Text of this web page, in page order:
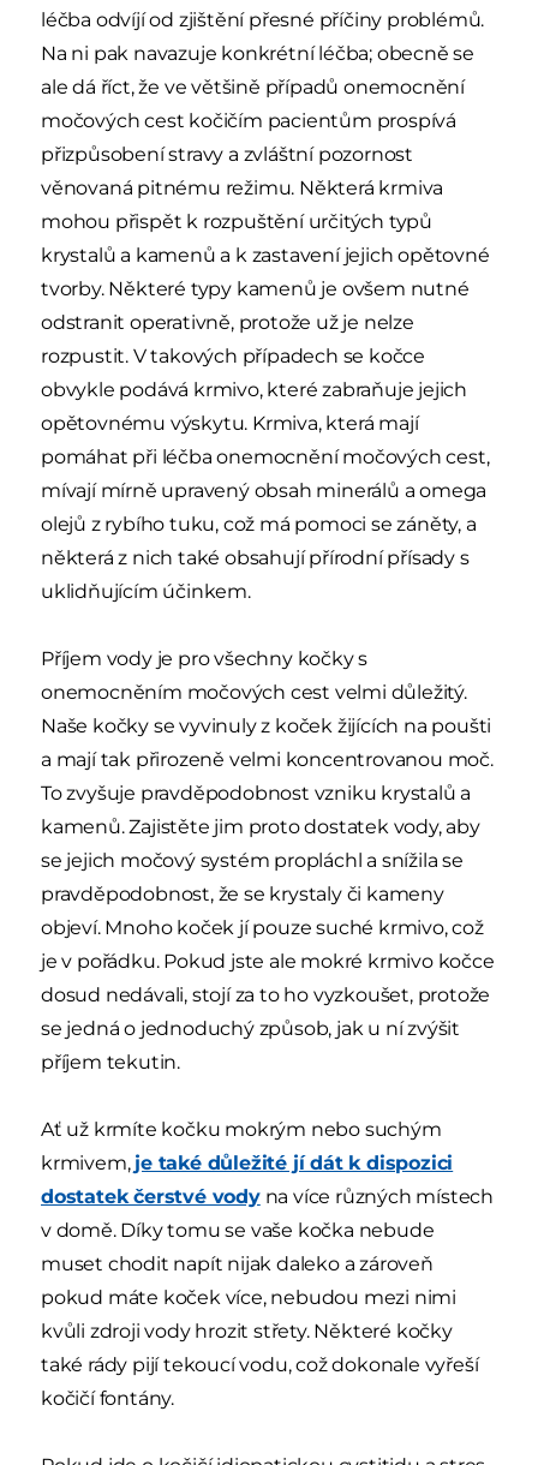
léčba odvíjí od zjištění přesné příčiny problémů.
Na ni pak navazuje konkrétní léčba; obecně se
ale dá říct, že ve většině případů onemocnění
močových cest kočičím pacientům prospívá
přizpůsobení stravy a zvláštní pozornost
věnovaná pitnému režimu. Některá krmiva
mohou přispět k rozpuštění určitých typů
krystalů a kamenů a k zastavení jejich opětovné
tvorby. Některé typy kamenů je ovšem nutné
odstranit operativně, protože už je nelze
rozpustit. V takových případech se kočce
obvykle podává krmivo, které zabraňuje jejich
opětovnému výskytu. Krmiva, která mají
pomáhat při léčba onemocnění močových cest,
mívají mírně upravený obsah minerálů a omega
olejů z rybího tuku, což má pomoci se záněty, a
některá z nich také obsahují přírodní přísady s
uklidňujícím účinkem.
Příjem vody je pro všechny kočky s
onemocněním močových cest velmi důležitý.
Naše kočky se vyvinuly z koček žijících na poušti
a mají tak přirozeně velmi koncentrovanou moč.
To zvyšuje pravděpodobnost vzniku krystalů a
kamenů. Zajistěte jim proto dostatek vody, aby
se jejich močový systém propláchl a snížila se
pravděpodobnost, že se krystaly či kameny
objeví. Mnoho koček jí pouze suché krmivo, což
je v pořádku. Pokud jste ale mokré krmivo kočce
dosud nedávali, stojí za to ho vyzkoušet, protože
se jedná o jednoduchý způsob, jak u ní zvýšit
příjem tekutin.
Ať už krmíte kočku mokrým nebo suchým
krmivem, je také důležité jí dát k dispozici
dostatek čerstvé vodyna více různých místech
v domě. Díky tomu se vaše kočka nebude
muset chodit napít nijak daleko a zároveň
pokud máte koček více, nebudou mezi nimi
kvůli zdroji vody hrozit střety. Některé kočky
také rády pijí tekoucí vodu, což dokonale vyřeší
kočičí fontány.